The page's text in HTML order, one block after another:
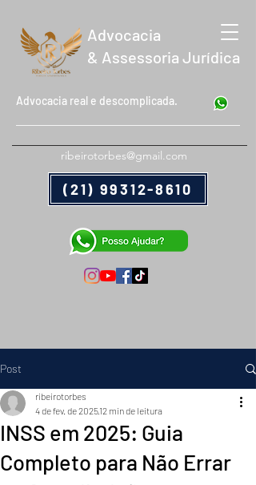
Advocacia
& Assessoria Jurídica
Advocacia real e descomplicada.
ribeirotorbes@gmail.com
(21) 99312-8610
Post
INSS em 2025: Guia
Completo para Não Errar
ribeirotorbes
4 de fev. de 202512 min de leitura